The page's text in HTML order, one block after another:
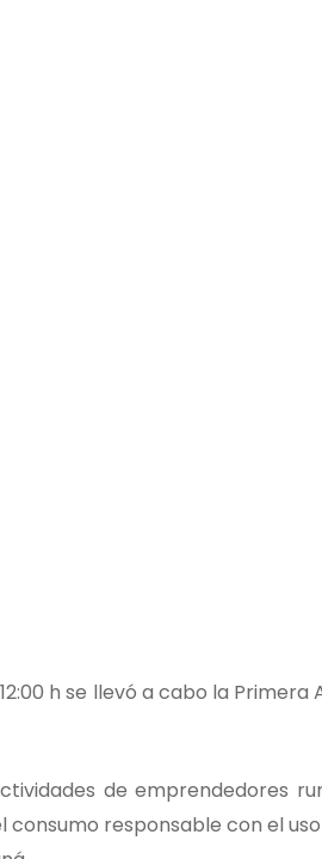
h se llevó a cabo la Primera
de emprendedores
responsable con el